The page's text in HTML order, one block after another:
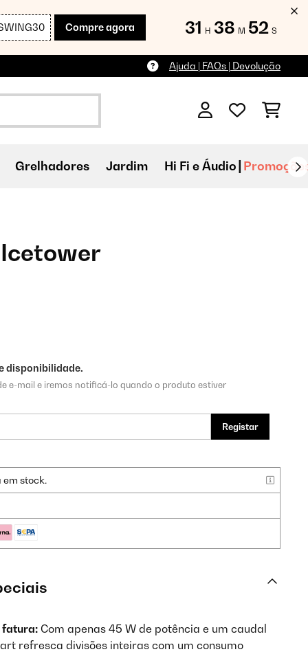
Compre agora 31 H 38 M 50 S
Ajuda | FAQs | Devolução
Grelhadores Jardim Hi Fi e Áudio
disponibilidade.
e-mail e iremos notificá-lo quando o produto estiver
Registar
em stock.
fatura: Com apenas 45 W de potência e um caudal
refresca divisões inteiras com um consumo